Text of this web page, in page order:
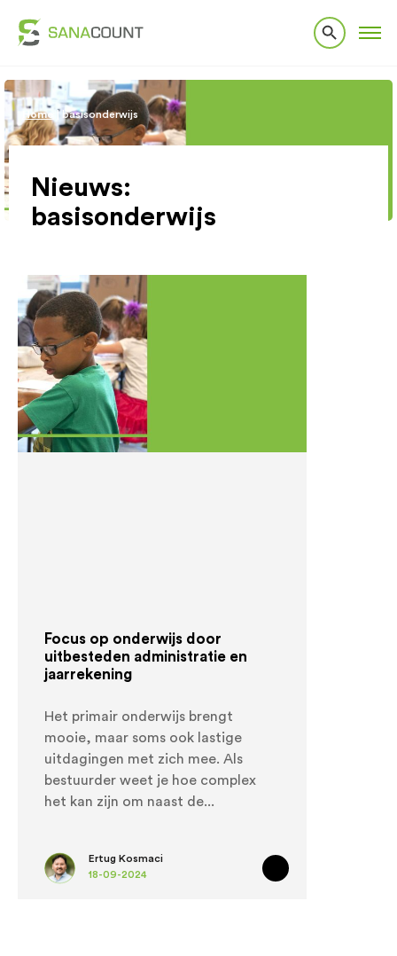
Home | basisonderwijs
Nieuws:
basisonderwijs
Focus op onderwijs door
uitbesteden administratie en
jaarrekening
Het primair onderwijs brengt
mooie, maar soms ook lastige
uitdagingen met zich mee. Als
bestuurder weet je hoe complex
het kan zijn om naast de
Ertug Kosmaci
18-09-2024